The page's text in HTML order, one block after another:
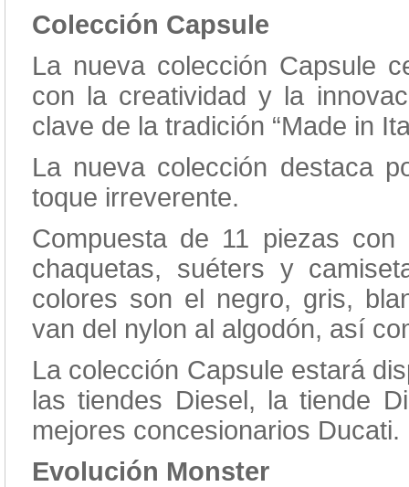
Colección Capsule
La nueva colección Capsule
con la creatividad y la
clave de la tradición “Made in
La nueva colección destaca
toque irreverente.
Compuesta de 11 piezas
chaquetas, suéters y
colores son el negro, gris,
van del nylon al algodón, así
La colección Capsule estará
las tiendes Diesel, la tiende
mejores concesionarios
Evolución Monster